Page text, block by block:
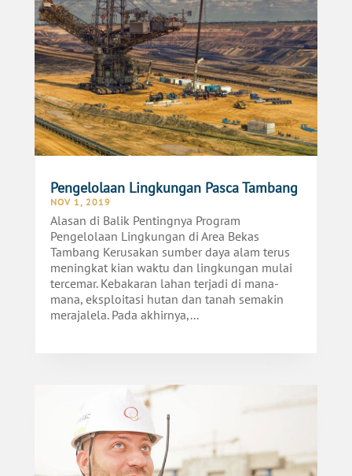
Pengelolaan Lingkungan Pasca Tambang
NOV 1, 2019
Alasan di Balik Pentingnya Program
Pengelolaan Lingkungan di Area Bekas
Tambang Kerusakan sumber daya alam terus
meningkat kian waktu dan lingkungan mulai
tercemar. Kebakaran lahan terjadi di mana-
mana, eksploitasi hutan dan tanah semakin
merajalela. Pada akhirnya,...